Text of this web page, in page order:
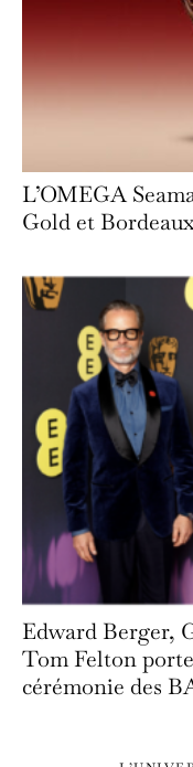
L’OMEGA
Gold et
Edward Berger,
Tom Felton
cérémonie des